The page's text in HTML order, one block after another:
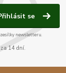
se
newsletteru.
14 dní.